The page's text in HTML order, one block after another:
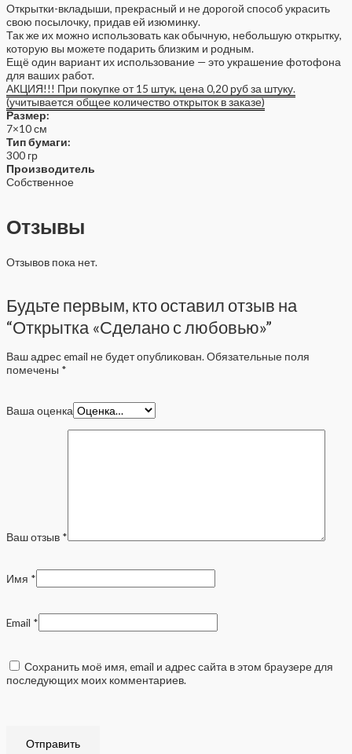
Открытки-вкладыши, прекрасный и не дорогой способ украсить
свою посылочку, придав ей изюминку.
Так же их можно использовать как обычную, небольшую открытку,
которую вы можете подарить близким и родным.
Ещё один вариант их использование — это украшение фотофона
для ваших работ.
АКЦИЯ!!! При покупке от 15 штук, цена 0,20 руб за штуку.
(учитывается общее количество открыток в заказе)
Размер:
7×10 см
Тип бумаги:
300 гр
Производитель
Собственное
Отзывы
Отзывов пока нет.
Будьте первым, кто оставил отзыв на
“Открытка «Сделано с любовью»”
Ваш адрес email не будет опубликован. Обязательные поля
помечены *
Ваша оценка
Ваш отзыв *
Имя *
Email *
Сохранить моё имя, email и адрес сайта в этом браузере для
последующих моих комментариев.